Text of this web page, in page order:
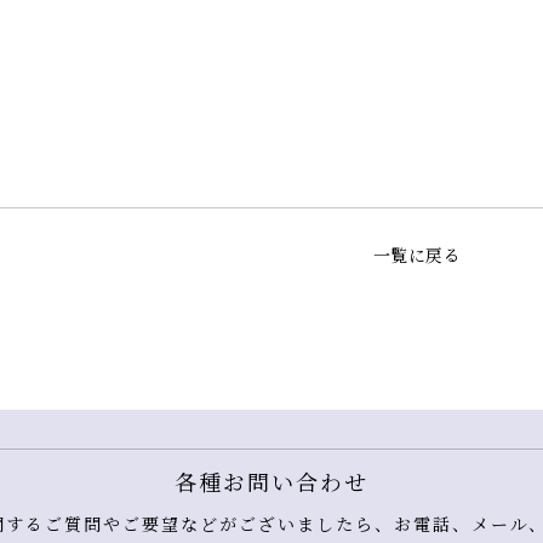
一覧に戻る
各種お問い合わせ
るご質問やご要望などがございましたら、お電話、メール